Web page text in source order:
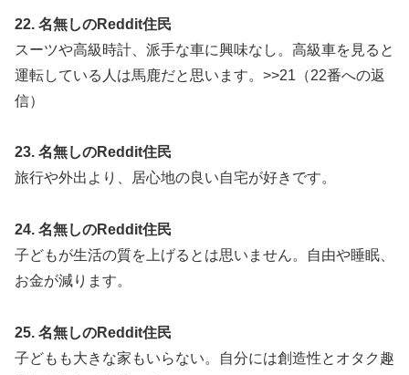
22. 名無しのReddit住民
スーツや高級時計、派手な車に興味なし。高級車を見ると
運転している人は馬鹿だと思います。>>21（22番への返
信）
23. 名無しのReddit住民
旅行や外出より、居心地の良い自宅が好きです。
24. 名無しのReddit住民
子どもが生活の質を上げるとは思いません。自由や睡眠、
お金が減ります。
25. 名無しのReddit住民
子どもも大きな家もいらない。自分には創造性とオタク趣